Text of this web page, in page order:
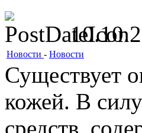
Новости - Новости
Существует
кожей. В